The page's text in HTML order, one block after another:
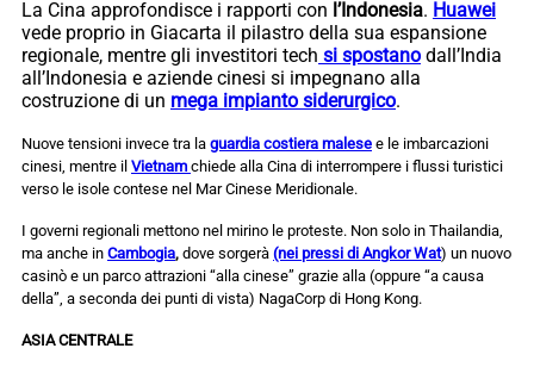
La Cina approfondisce i rapporti con l’Indonesia. Huawei
vede proprio in Giacarta il pilastro della sua espansione
regionale, mentre gli investitori tech si spostano dall’India
all’Indonesia e aziende cinesi si impegnano alla
costruzione di un mega impianto siderurgico.
Nuove tensioni invece tra la guardia costiera malese e le imbarcazioni
cinesi, mentre il Vietnam chiede alla Cina di interrompere i flussi turistici
verso le isole contese nel Mar Cinese Meridionale.
I governi regionali mettono nel mirino le proteste. Non solo in Thailandia,
ma anche in Cambogia, dove sorgerà (nei pressi di Angkor Wat) un nuovo
casinò e un parco attrazioni “alla cinese” grazie alla (oppure “a causa
della”, a seconda dei punti di vista) NagaCorp di Hong Kong.
ASIA CENTRALE